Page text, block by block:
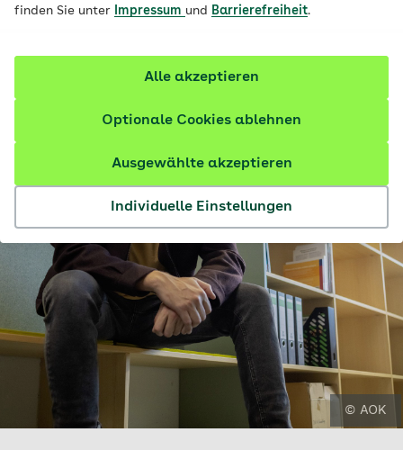
finden Sie unter
Impressum und Barrierefreiheit.
Individuelle Einstellungen
Ausgewählte akzeptieren
Optionale Cookies ablehnen
Alle akzeptieren
© AOK